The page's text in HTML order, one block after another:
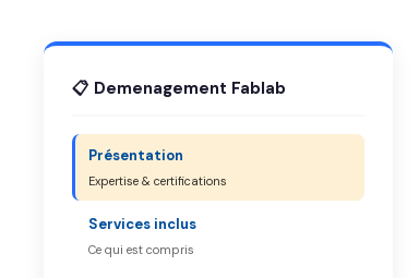
📋 Demenagement Fablab
Présentation
Expertise & certifications
Services inclus
Ce qui est compris